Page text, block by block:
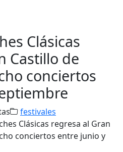
Clásicas
Castillo de
conciertos
festivales